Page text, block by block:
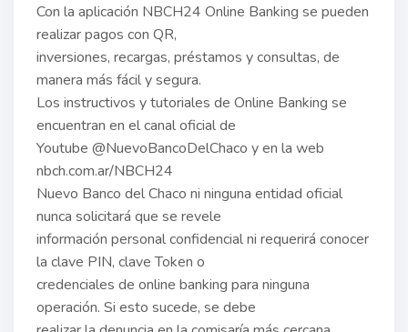
Con la aplicación NBCH24 Online Banking se pueden
realizar pagos con QR,
inversiones, recargas, préstamos y consultas, de
manera más fácil y segura.
Los instructivos y tutoriales de Online Banking se
encuentran en el canal oficial de
Youtube @NuevoBancoDelChaco y en la web
nbch.com.ar/NBCH24
Nuevo Banco del Chaco ni ninguna entidad oficial
nunca solicitará que se revele
información personal confidencial ni requerirá conocer
la clave PIN, clave Token o
credenciales de online banking para ninguna
operación. Si esto sucede, se debe